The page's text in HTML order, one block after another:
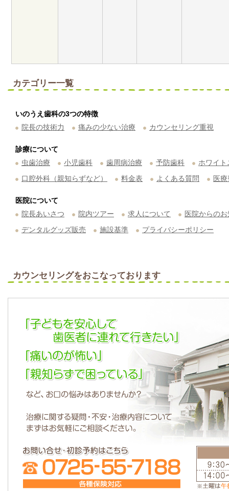
カテゴリー一覧
いのうえ歯科の3つの特徴
院長の技術力
痛みの少ない治療 カウンセリング重視
診療について
虫歯治療
小児歯科 歯周病治療 予防歯科
ホワイト
口腔外科（親知らずなど）
料金表 よくある質問 医
医院について
院長あいさつ
院内ツアー 求人について
医院からの
デンタルグッズ販売
施設基準 プライバシーポリシー
カウンセリングをおこなっております